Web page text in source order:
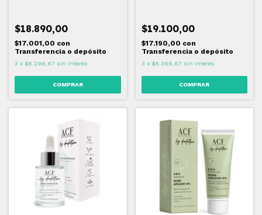
$18.890,00
$17.001,00 con
Transferencia o depósito
3 x $6.296,67 sin interés
$19.100,00
$17.190,00 con
Transferencia o depósito
3 x $6.366,67 sin interés